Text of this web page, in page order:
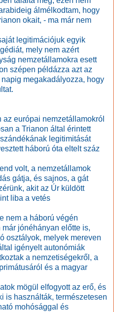
álmélkodtam, hogy
okait, - ma már nem
legitimációjuk egyik
mely nem azért
nemzetállamokra esett
szépen példázza azt az
megakadályozza, hogy
európai nemzetállamokról
a Trianon által érintett
legitimitását
háború óta eltelt száz
volt, a nemzetállamok
gátja, és sajnos, a gát
akit az Úr küldött
liba a vetés
nem a háború végén
jónéhányan előtte is,
osztályok, melyek mereven
igényelt autonómiák
a nemzetiségekről, a
és a magyar
mögül elfogyott az erő, és
is használták, természetesen
mohósággal és